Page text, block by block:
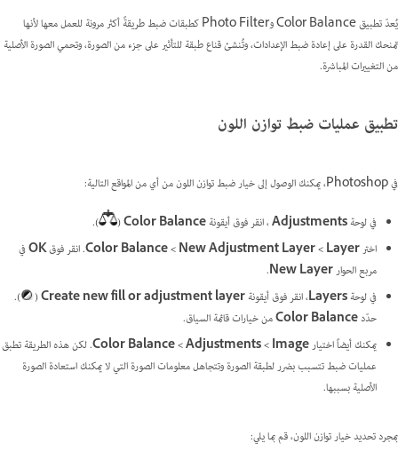
يُعدّ تطبيق Color Balance وPhoto Filter كطبقات ضبط طريقةً أكثر مرونة للعمل معها لأنها
تمنحك القدرة على إعادة ضبط الإعدادات، وتُنشئ قناع طبقة للتأثير على جزء من الصورة، وتحمي الصورة الأصلية
من التغييرات المباشرة.
تطبيق عمليات ضبط توازن اللون
في Photoshop، يمكنك الوصول إلى خيار ضبط توازن اللون من أي من المواقع التالية:
في لوحةAdjustments، انقر فوق أيقونة (
).
اخترLayer >‏ New Adjustment Layer >‏ Color Balance . انقر فوقOKفي
مربع الحوارNew Layer
.
في لوحة
، انقر فوق أيقونةCreate new fill or adjustment layer
(
).
حدّدColor Balanceمن خيارات قائمة السياق.
يمكنك أيضاً اختيارImage >‏ Adjustments >‏ Color Balance
. لكن هذه الطريقة تطبق
عمليات ضبط تتسبب بضرر لطبقة الصورة وتتجاهل معلومات الصورة التي لا يمكنك استعادة الصورة
الأصلية بسببها.
بمجرد تحديد خيار توازن اللون، قم بما يلي: